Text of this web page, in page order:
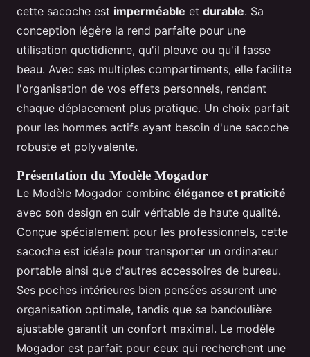
cette sacoche est imperméable et durable. Sa
conception légère la rend parfaite pour une
utilisation quotidienne, qu'il pleuve ou qu'il fasse
beau. Avec ses multiples compartiments, elle facilite
l'organisation de vos effets personnels, rendant
chaque déplacement plus pratique. Un choix parfait
pour les hommes actifs ayant besoin d'une sacoche
robuste et polyvalente.
Présentation du Modèle Mogador
Le Modèle Mogador combine élégance et praticité
avec son design en cuir véritable de haute qualité.
Conçue spécialement pour les professionnels, cette
sacoche est idéale pour transporter un ordinateur
portable ainsi que d'autres accessoires de bureau.
Ses poches intérieures bien pensées assurent une
organisation optimale, tandis que sa bandoulière
ajustable garantit un confort maximal. Le modèle
Mogador est parfait pour ceux qui recherchent une